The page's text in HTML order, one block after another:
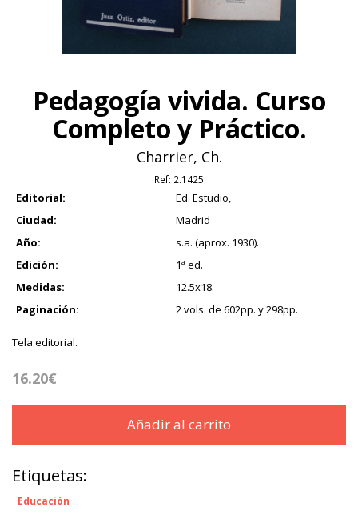
Pedagogía vivida. Curso
Completo y Práctico.
Charrier, Ch.
Ref: 2.1425
Editorial:
Ed. Estudio,
Ciudad:
Madrid
Año:
s.a. (aprox. 1930).
Edición:
1ª ed.
Medidas:
12.5x18.
Paginación:
2 vols. de 602pp. y 298pp.
Tela editorial.
16.20€
Añadir al carrito
Etiquetas:
Educación